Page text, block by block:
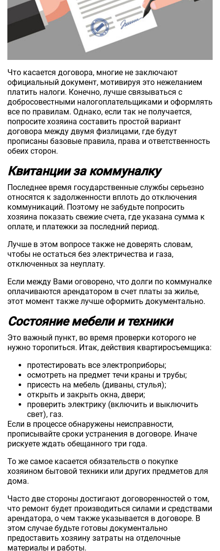
Что касается договора, многие не заключают
официальный документ, мотивируя это нежеланием
платить налоги. Конечно, лучше связываться с
добросовестными налогоплательщиками и оформлять
все по правилам. Однако, если так не получается,
попросите хозяина составить простой вариант
договора между двумя физлицами, где будут
прописаны базовые правила, права и ответственность
обеих сторон.
Квитанции за коммуналку
Последнее время государственные службы серьезно
относятся к задолженности вплоть до отключения
коммуникаций. Поэтому не забудьте попросить
хозяина показать свежие счета, где указана сумма к
оплате, и платежки за последний период.
Лучше в этом вопросе также не доверять словам,
чтобы не остаться без электричества и газа,
отключенных за неуплату.
Если между Вами оговорено, что долги по коммуналке
оплачиваются арендатором в счет платы за жилье,
этот момент также лучше оформить документально.
Состояние мебели и техники
Это важный пункт, во время проверки которого не
нужно торопиться. Итак, действия квартиросъемщика:
протестировать все электроприборы;
осмотреть на предмет течи краны и трубы;
присесть на мебель (диваны, стулья);
открыть и закрыть окна, двери;
проверить электрику (включить и выключить
свет), газ.
Если в процессе обнаружены неисправности,
прописывайте сроки устранения в договоре. Иначе
рискуете ждать обещанного три года.
То же самое касается обязательств о покупке
хозяином бытовой техники или других предметов для
дома.
Часто две стороны достигают договоренностей о том,
что ремонт будет производиться силами и средствами
арендатора, о чем также указывается в договоре. В
этом случае будьте готовы документально
предоставить хозяину затраты на отделочные
материалы и работы.